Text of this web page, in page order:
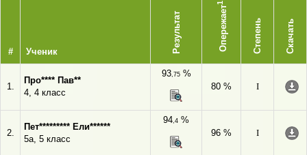
# Ученик Результат Опережает
1
Степень Скачать
1.
Про**** Пав**
4, 4 класс
93,75%
80 %
I
2.
Пет********* Ели******
5а, 5 класс
94,4 %
96 %
I